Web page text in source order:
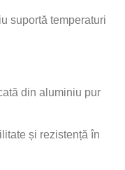
suportă temperaturi
din aluminiu pur
și rezistență în